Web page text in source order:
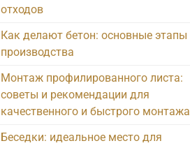
отходов
Как делают бетон: основные этапы
производства
Монтаж профилированного листа:
советы и рекомендации для
качественного и быстрого монтажа
Беседки: идеальное место для